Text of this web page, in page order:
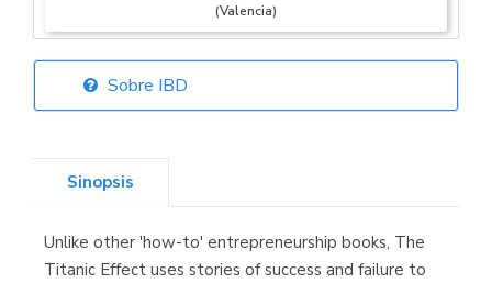
(Valencia)
Librería Elías
Librería Kolima
(Madrid)
Sobre IBD
Sinopsis
Unlike other 'how-to' entrepreneurship books, The
Titanic Effect uses stories of success and failure to